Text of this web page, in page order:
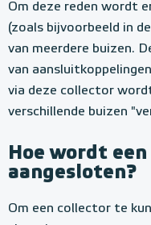
Om deze reden wordt
(zoals bijvoorbeeld in
van meerdere buizen.
van
via deze collector
verschillende buizen
Hoe wordt
aangesloten?
Om een collector te